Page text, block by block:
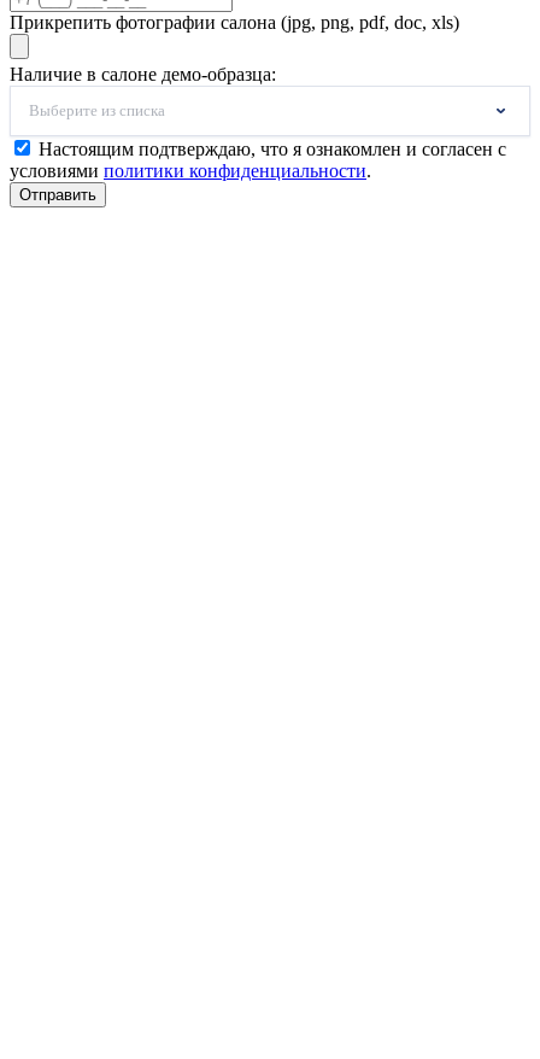
Прикрепить фотографии салона (jpg, png, pdf, doc, xls)
Наличие в салоне демо-образца:
Выберите из списка
Настоящим подтверждаю, что я ознакомлен и согласен с
условиями политики конфиденциальности.
Отправить